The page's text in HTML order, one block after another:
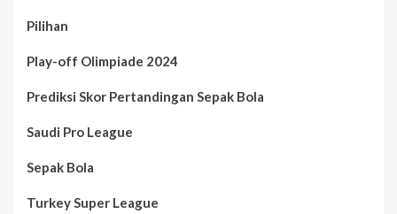
Pilihan
Play-off Olimpiade 2024
Prediksi Skor Pertandingan Sepak Bola
Saudi Pro League
Sepak Bola
Turkey Super League